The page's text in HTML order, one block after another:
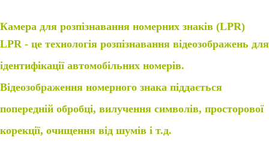
Камера для розпізнавання номерних знаків (LPR)
LPR - це технологія розпізнавання відеозображень для
ідентифікації автомобільних номерів.
Відеозображення номерного знака піддається
попередній обробці, вилучення символів, просторової
корекції, очищення від шумів і т.д.